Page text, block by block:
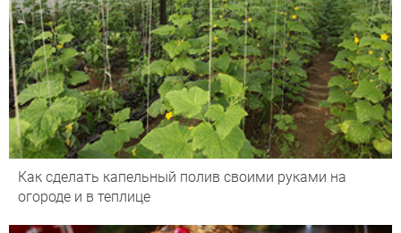
Как сделать капельный полив своими руками на
огороде и в теплице